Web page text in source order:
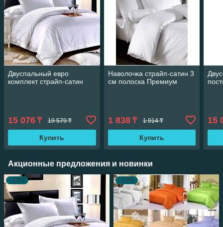
Двуспальный евро
комплект страйп-сатин
15 076 ₸ 19 579 ₸
Купить
Наволочка страйп-сатин 3
см полоска Премиум
1 838₸ 1 914 ₸
Купить
15
Акционные предложения и новинки
–23% –23%